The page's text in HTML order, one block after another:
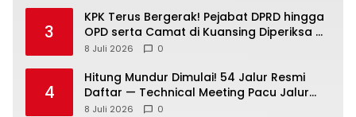
3
KPK Terus Bergerak! Pejabat DPRD hingga
OPD serta Camat di Kuansing Diperiksa —
Suasana Kian Memanas!
8 Juli 2026 0
4
Hitung Mundur Dimulai! 54 Jalur Resmi
Daftar — Technical Meeting Pacu Jalur
Rayon III Benai Digelar Besok
8 Juli 2026 0